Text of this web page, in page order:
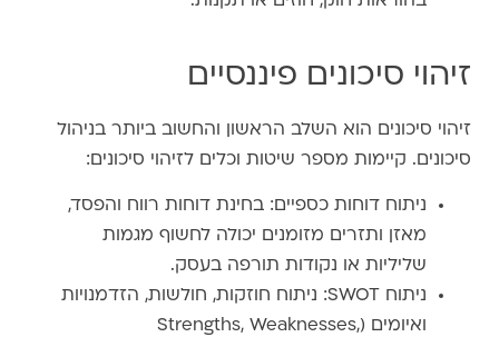
זיהוי סיכונים פיננסיים
זיהוי סיכונים הוא השלב הראשון והחשוב ביותר בניהול
סיכונים. קיימות מספר שיטות וכלים לזיהוי סיכונים:
ניתוח דוחות כספיים: בחינת דוחות רווח והפסד,
מאזן ותזרים מזומנים יכולה לחשוף מגמות
שליליות או נקודות תורפה בעסק.
ניתוח SWOT: ניתוח חוזקות, חולשות, הזדמנויות
ואיומים (Strengths, Weaknesses,